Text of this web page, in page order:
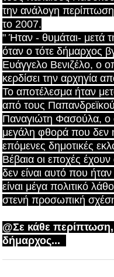
την ανάλογη
το 2007.
" Ήταν - θυμάται- μετά
όταν ο τότε δήμαρχος
Ευάγγελο Βενιζέλο, ο
κερδίσει την αρχηγία
Το αποτέλεσμα ήταν
από τους
Παναγιώτη Φασούλα, ο
μεγάλη φθορά που δεν
επόμενες δημοτικές
Βέβαια οι εποχές
δεν είναι αυτό που
είναι μέγα πολιτικό
στενή προσωπική
@Σε κάθε
δήμαρχος...